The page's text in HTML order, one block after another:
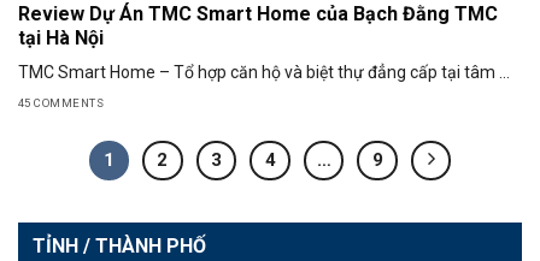
TỈNH / THÀNH PHỐ
Review Dự Án TMC Smart Home của Bạch Đằng TMC
tại Hà Nội
TMC Smart Home – Tổ hợp căn hộ và biệt thự đẳng cấp tại tâm ...
45 COMMENTS
1 2 3 4 … 9